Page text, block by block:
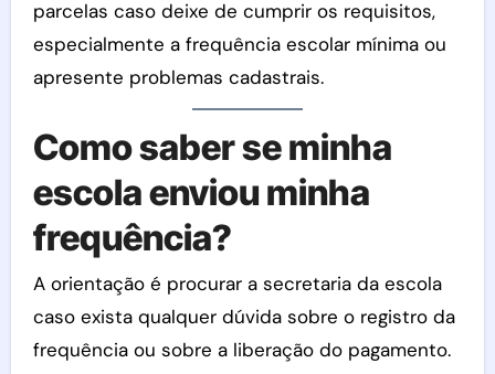
parcelas caso deixe de cumprir os requisitos,
especialmente a frequência escolar mínima ou
apresente problemas cadastrais.
Como saber se minha
escola enviou minha
frequência?
A orientação é procurar a secretaria da escola
caso exista qualquer dúvida sobre o registro da
frequência ou sobre a liberação do pagamento.